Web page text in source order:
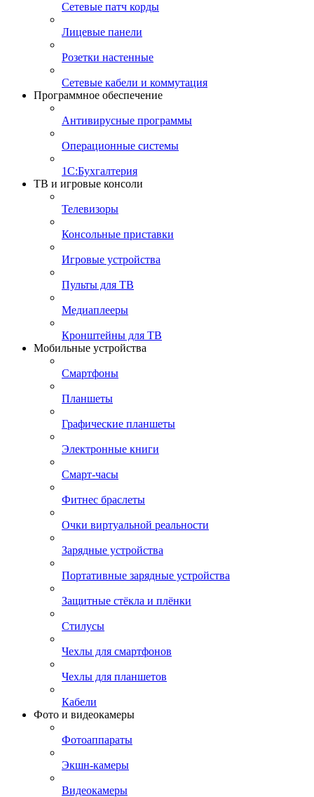
Сетевые патч корды
Лицевые панели
Розетки настенные
Сетевые кабели и коммутация
Программное обеспечение
Антивирусные программы
Операционные системы
1С:Бухгалтерия
ТВ и игровые консоли
Телевизоры
Консольные приставки
Игровые устройства
Пульты для ТВ
Медиаплееры
Кронштейны для ТВ
Мобильные устройства
Смартфоны
Планшеты
Графические планшеты
Электронные книги
Смарт-часы
Фитнес браслеты
Очки виртуальной реальности
Зарядные устройства
Портативные зарядные устройства
Защитные стёкла и плёнки
Стилусы
Чехлы для смартфонов
Чехлы для планшетов
Кабели
Фото и видеокамеры
Фотоаппараты
Экшн-камеры
Видеокамеры